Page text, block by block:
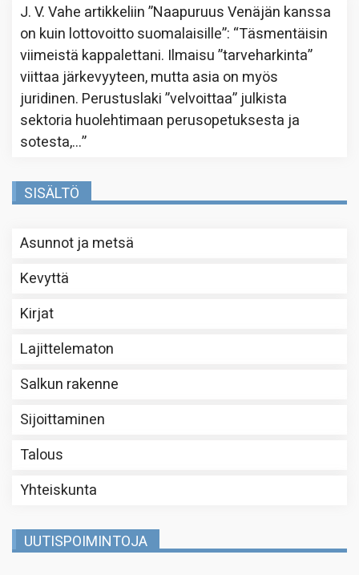
J. V. Vahe artikkeliin”Naapuruus Venäjän kanssa
on kuin lottovoitto suomalaisille”: “Täsmentäisin
viimeistä kappalettani. Ilmaisu ”tarveharkinta”
viittaa järkevyyteen, mutta asia on myös
juridinen. Perustuslaki ”velvoittaa” julkista
sektoria huolehtimaan perusopetuksesta ja
sotesta,…”
SISÄLTÖ
Asunnot ja metsä
Kevyttä
Kirjat
Lajittelematon
Salkun rakenne
Sijoittaminen
Talous
Yhteiskunta
UUTISPOIMINTOJA